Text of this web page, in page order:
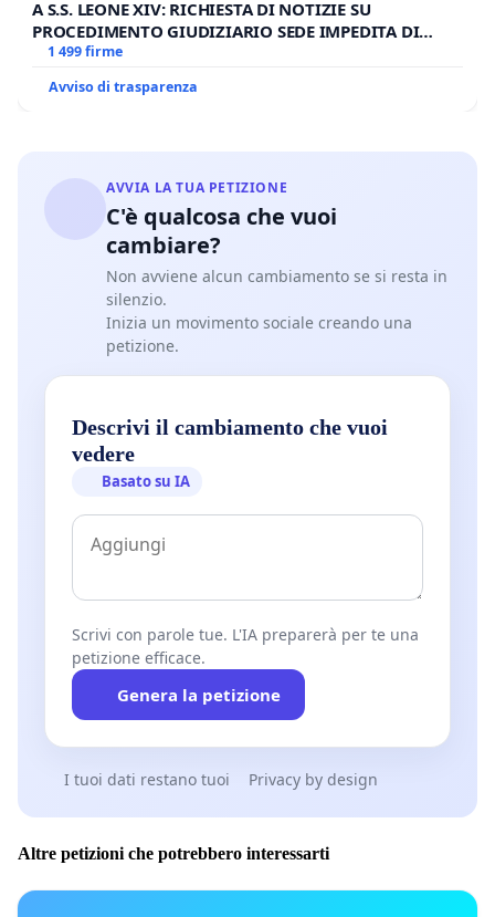
A S.S. LEONE XIV: RICHIESTA DI NOTIZIE SU
PROCEDIMENTO GIUDIZIARIO SEDE IMPEDITA DI
BENEDETTO XVI
1 499 firme
Avviso di trasparenza
AVVIA LA TUA PETIZIONE
C'è qualcosa che vuoi
cambiare?
Non avviene alcun cambiamento se si resta in
silenzio.
Inizia un movimento sociale creando una
petizione.
Descrivi il cambiamento che vuoi
vedere
Basato su IA
Scrivi con parole tue. L'IA preparerà per te una
petizione efficace.
Genera la petizione
I tuoi dati restano tuoi Privacy by design
Altre petizioni che potrebbero interessarti